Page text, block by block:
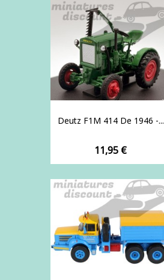
Deutz F1M 414 De 1946 -...
Prix
11,95 €